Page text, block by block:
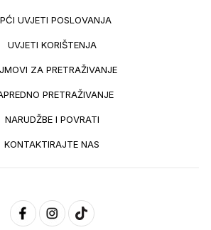
UVJETI POSLOVANJA
UVJETI KORIŠTENJA
ZA PRETRAŽIVANJE
PRETRAŽIVANJE
NARUDŽBE I POVRATI
KONTAKTIRAJTE NAS